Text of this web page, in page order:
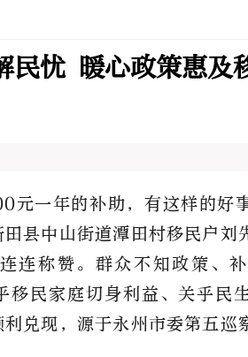
民忧 暖心政策惠及
元一年的补助，有这样的好
县中山街道潭田村移民户刘
连称赞。群众不知政策、
民家庭切身利益、关乎民
兑现，源于永州市委第五巡